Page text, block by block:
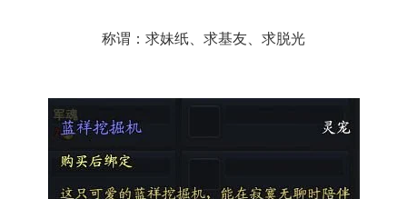
称谓：求妹纸、求基友、求脱光